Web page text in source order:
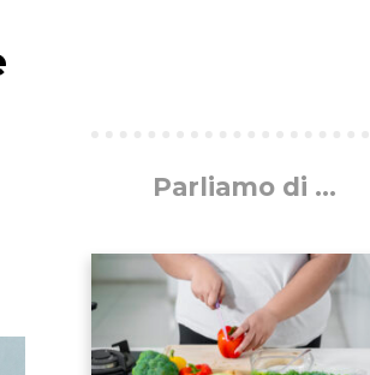
Parliamo di ...